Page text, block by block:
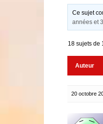
Ce sujet
années et
18 sujets de
Auteur
20 octobre